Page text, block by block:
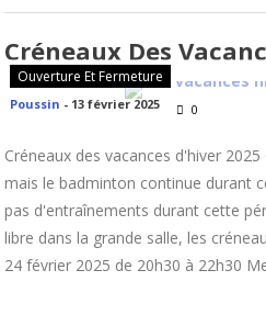
Créneaux Des
Ouverture Et Fermeture
Poussin - 13 février 2025 0
Créneaux des vacances d'hiver
mais le badminton continue durant
pas d'entraînements durant cette
libre dans la grande salle, les
24 février 2025 de 20h30 à 22h30